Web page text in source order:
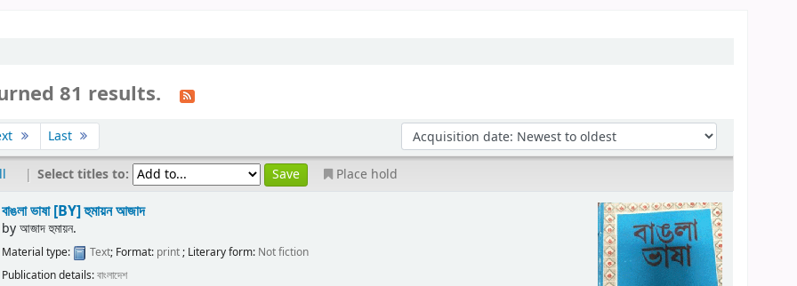
81 results.
Last
| Select titles to: Place hold
বাঙলা ভাষা[BY] হুমায়ন আজাদ
byআজাদ হুমায়ন.
Material type: Text; Format: print; Literary form: Not fiction
Publication details:বাংলাদেশ